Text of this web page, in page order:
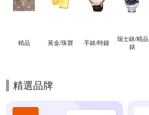
精品 黃金/珠寶 手錶/時鐘
瑞士錶/精品
錶
精選品牌